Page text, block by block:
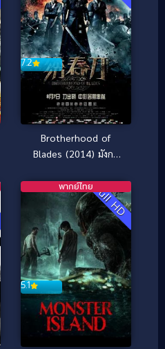
7.2
Brotherhood of
Blades (2014) มังกร
Full HD
5.1
พากย์ไทย